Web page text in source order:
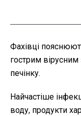
Фахівці
гострим
печінку.
Найчастіше
воду, продукти